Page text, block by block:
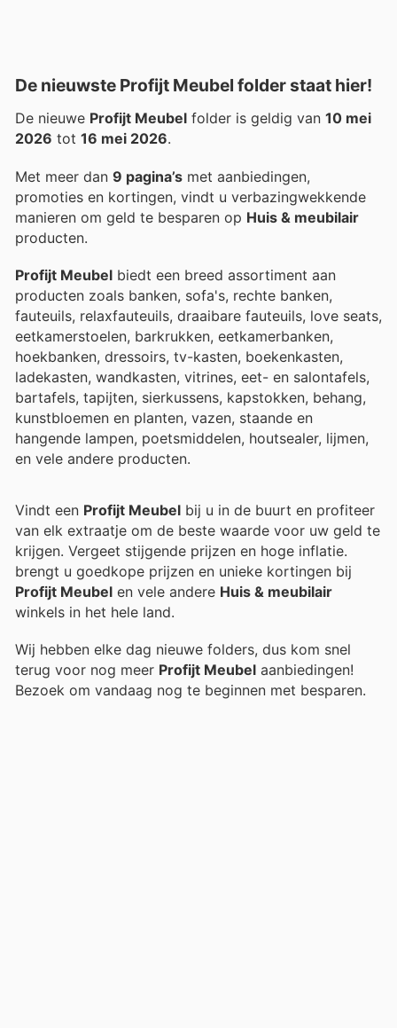
De nieuwste Profijt Meubel folder staat hier!
De nieuwe Profijt Meubel folder is geldig van 10 mei
2026 tot 16 mei 2026.
Met meer dan 9 pagina’s met aanbiedingen,
promoties en kortingen, vindt u verbazingwekkende
manieren om geld te besparen op Huis & meubilair
producten.
Profijt Meubel biedt een breed assortiment aan
producten zoals banken, sofa's, rechte banken,
fauteuils, relaxfauteuils, draaibare fauteuils, love seats,
eetkamerstoelen, barkrukken, eetkamerbanken,
hoekbanken, dressoirs, tv-kasten, boekenkasten,
ladekasten, wandkasten, vitrines, eet- en salontafels,
bartafels, tapijten, sierkussens, kapstokken, behang,
kunstbloemen en planten, vazen, staande en
hangende lampen, poetsmiddelen, houtsealer, lijmen,
en vele andere producten.
Vindt een Profijt Meubel bij u in de buurt en profiteer
van elk extraatje om de beste waarde voor uw geld te
krijgen. Vergeet stijgende prijzen en hoge inflatie.
brengt u goedkope prijzen en unieke kortingen bij
Profijt Meubel en vele andere Huis & meubilair
winkels in het hele land.
Wij hebben elke dag nieuwe folders, dus kom snel
terug voor nog meer Profijt Meubel aanbiedingen!
Bezoek om vandaag nog te beginnen met besparen.